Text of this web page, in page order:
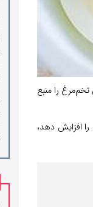
را منبع
افزایش دهد،